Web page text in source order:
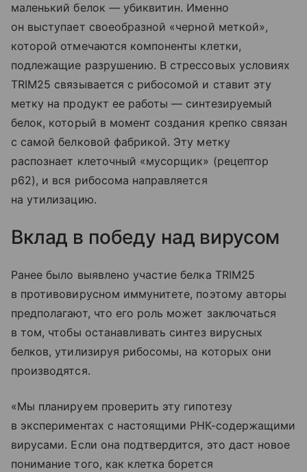
маленький белок — убиквитин. Именно
он выступает своеобразной «черной меткой»,
которой отмечаются компоненты клетки,
подлежащие разрушению. В стрессовых условиях
TRIM25 связывается с рибосомой и ставит эту
метку на продукт ее работы — синтезируемый
белок, который в момент создания крепко связан
с самой белковой фабрикой. Эту метку
распознает клеточный «мусорщик» (рецептор
p62), и вся рибосома направляется
на утилизацию.
Вклад в победу над вирусом
Ранее было выявлено участие белка TRIM25
в противовирусном иммунитете, поэтому авторы
предполагают, что его роль может заключаться
в том, чтобы останавливать синтез вирусных
белков, утилизируя рибосомы, на которых они
производятся.
«Мы планируем проверить эту гипотезу
в экспериментах с настоящими РНК-содержащими
вирусами. Если она подтвердится, это даст новое
понимание того, как клетка борется